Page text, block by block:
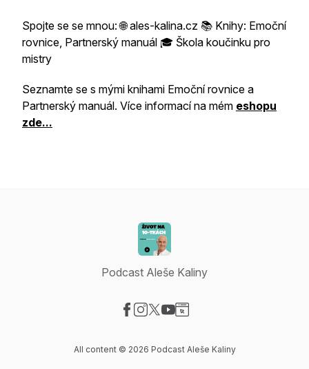
Spojte se se mnou: 🌐 ales-kalina.cz 📚 Knihy: Emoční
rovnice, Partnerský manuál 🎓 Škola koučinku pro
mistry
Seznamte se s mými knihami Emoční rovnice a
Partnerský manuál. Více informací na mém eshopu
zde...
Podcast Aleše Kaliny
All content © 2026 Podcast Aleše Kaliny